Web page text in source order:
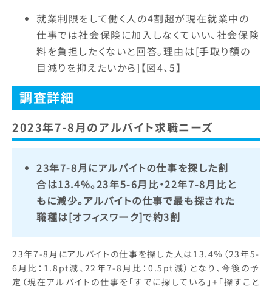
就業制限をして働く人の4割超が現在就業中の
仕事では社会保険に加入しなくていい、社会保険
料を負担したくないと回答。理由は[手取り額の
目減りを抑えたいから]【図4、5】
調査詳細
2023年7-8月のアルバイト求職ニーズ
23年7-8月にアルバイトの仕事を探した割
合は13.4%。23年5-6月比・22年7-8月比と
もに減少。アルバイトの仕事で最も探された
職種は[オフィスワーク]で約3割
23年7-8月にアルバイトの仕事を探した人は13.4％（23年5-
6月比：1.8pt減、22年7-8月比：0.5pt減）となり、今後の予
定（現在アルバイトの仕事を「すでに探している」+「探すこと